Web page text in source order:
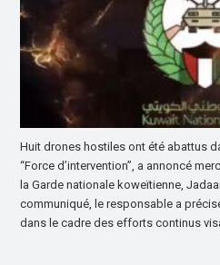
Huit drones hostiles ont été abattus
“Force d’intervention”, a annoncé
la Garde nationale koweïtienne,
communiqué, le responsable a
dans le cadre des efforts continus